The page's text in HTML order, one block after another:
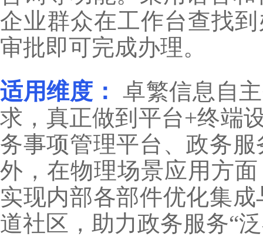
企业群众在工作台查找
审批即可完成办理。
适用维度：
卓繁信息自
求，真正做到平台+终端
务事项管理平台、政务
外，在物理场景应用方
实现内部各部件优化集
道社区，助力政务服务“